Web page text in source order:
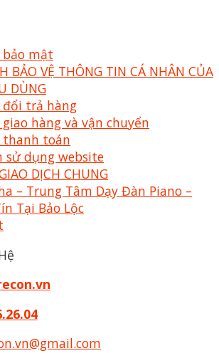
bảo mật
BẢO VỆ THÔNG TIN CÁ NHÂN CỦA
DÙNG
đổi trả hàng
hàng và vận chuyển
thanh toán
sử dụng website
DỊCH CHUNG
– Trung Tâm Dạy Đàn Piano –
Tại Bảo Lộc